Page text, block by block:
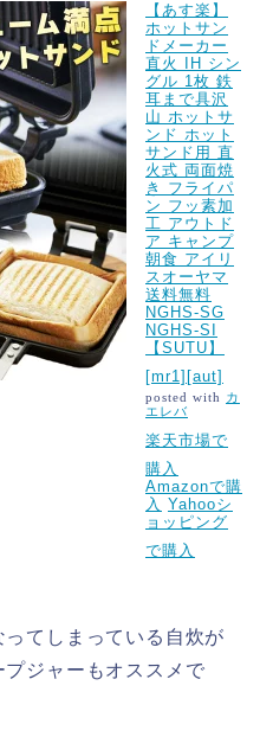
【あす楽】
ホットサン
ドメーカー
直火 IH シン
グル 1枚 鉄
耳まで具沢
山 ホットサ
ンド ホット
サンド用 直
火式 両面焼
き フライパ
ン フッ素加
工 アウトド
ア キャンプ
朝食 アイリ
スオーヤマ
送料無料
NGHS-SG
NGHS-SI
【SUTU】
[mr1][aut]
posted with カ
エレバ
楽天市場で
購入
Amazonで購
入 Yahooシ
ョッピング
で購入
てしまっている自炊が
ジャーもオススメで